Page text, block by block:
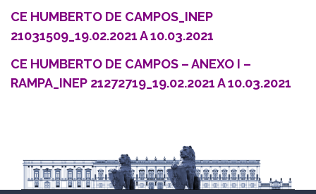
CE HUMBERTO DE CAMPOS_INEP
21031509_19.02.2021 A 10.03.2021
CE HUMBERTO DE CAMPOS – ANEXO I –
RAMPA_INEP 21272719_19.02.2021 A 10.03.2021